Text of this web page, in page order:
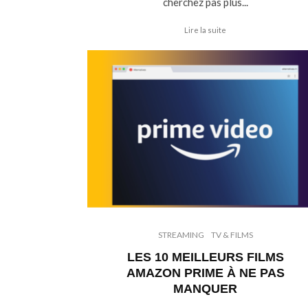
Lire la suite
STREAMING TV & FILMS
LES 10 MEILLEURS FILMS
AMAZON PRIME À NE PAS
MANQUER